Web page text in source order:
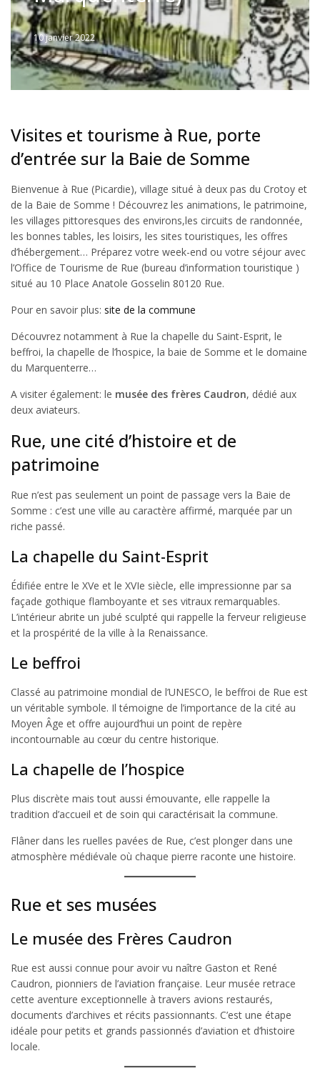
Written
by
Jérémie
10 janvier 2022
Visites et tourisme à Rue, porte
d’entrée sur la Baie de Somme
Bienvenue à Rue (Picardie), village situé à deux pas du Crotoy et
de la Baie de Somme ! Découvrez les animations, le patrimoine,
les villages pittoresques des environs,les circuits de randonnée,
les bonnes tables, les loisirs, les sites touristiques, les offres
d’hébergement… Préparez votre week-end ou votre séjour avec
l’Office de Tourisme de Rue (bureau d’information touristique )
situé au 10 Place Anatole Gosselin 80120 Rue.
Pour en savoir plus: site de la commune
Découvrez notamment à Rue la chapelle du Saint-Esprit, le
beffroi, la chapelle de l’hospice, la baie de Somme et le domaine
du Marquenterre…
A visiter également: le musée des frères Caudron, dédié aux
deux aviateurs.
Rue, une cité d’histoire et de
patrimoine
Rue n’est pas seulement un point de passage vers la Baie de
Somme : c’est une ville au caractère affirmé, marquée par un
riche passé.
La chapelle du Saint-Esprit
Édifiée entre le XVe et le XVIe siècle, elle impressionne par sa
façade gothique flamboyante et ses vitraux remarquables.
L’intérieur abrite un jubé sculpté qui rappelle la ferveur religieuse
et la prospérité de la ville à la Renaissance.
Le beffroi
Classé au patrimoine mondial de l’UNESCO, le beffroi de Rue est
un véritable symbole. Il témoigne de l’importance de la cité au
Moyen Âge et offre aujourd’hui un point de repère
incontournable au cœur du centre historique.
La chapelle de l’hospice
Plus discrète mais tout aussi émouvante, elle rappelle la
tradition d’accueil et de soin qui caractérisait la commune.
Flâner dans les ruelles pavées de Rue, c’est plonger dans une
atmosphère médiévale où chaque pierre raconte une histoire.
Rue et ses musées
Le musée des Frères Caudron
Rue est aussi connue pour avoir vu naître Gaston et René
Caudron, pionniers de l’aviation française. Leur musée retrace
cette aventure exceptionnelle à travers avions restaurés,
documents d’archives et récits passionnants. C’est une étape
idéale pour petits et grands passionnés d’aviation et d’histoire
locale.